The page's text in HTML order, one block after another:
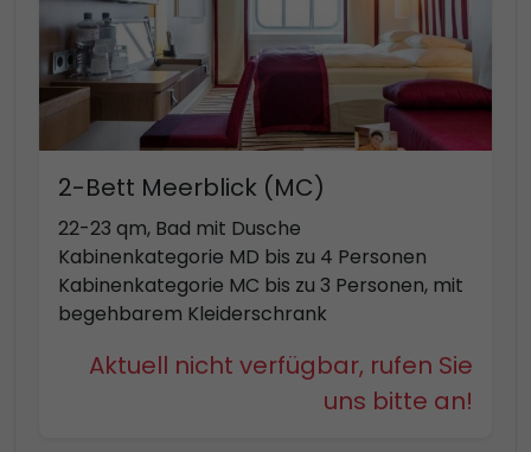
2-Bett Meerblick (MC)
22-23 qm, Bad mit Dusche
Kabinenkategorie MD bis zu 4 Personen
Kabinenkategorie MC bis zu 3 Personen, mit
begehbarem Kleiderschrank
Aktuell nicht verfügbar, rufen Sie
uns bitte an!